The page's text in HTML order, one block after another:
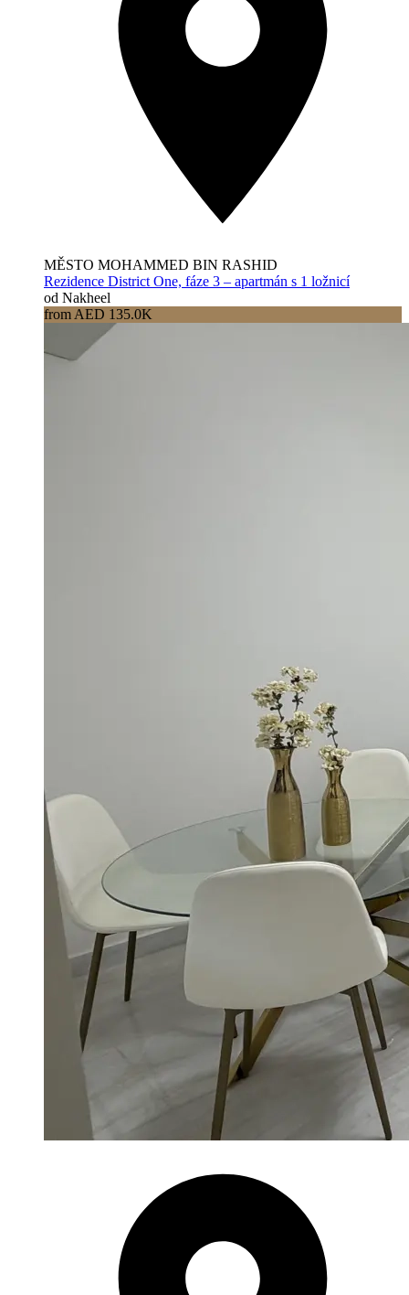
MĚSTO MOHAMMED BIN RASHID
Rezidence District One, fáze 3 – apartmán s 1 ložnicí
od Nakheel
from AED 135.0K